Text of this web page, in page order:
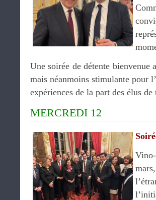
Une soirée de détente bienvenue
mais néanmoins stimulante pour
expériences de la part des élus de
MERCREDI 12